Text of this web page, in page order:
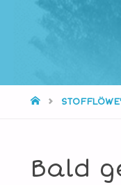
STARTSEITE
Bald